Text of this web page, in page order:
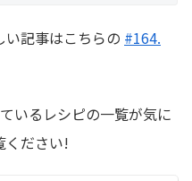
記事はこちらの #164.
いるレシピの一覧が気に
ください!